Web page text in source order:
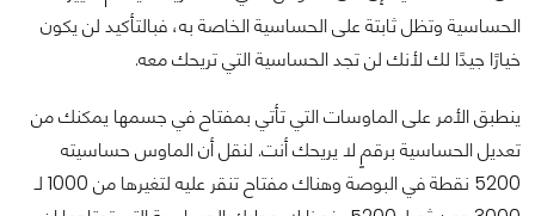
الحساسية وتظل ثابتة على الحساسية الخاصة به، فبالتأكيد لن يكون
خيارًا جيدًا لك لأنك لن تجد الحساسية التي تريحك معه.
ينطبق الأمر على الماوسات التي تأتي بمفتاح في جسمها يمكنك من
تعديل الحساسية برقمٍ لا يريحك أنت. لنقل أن الماوس حساسيته
5200 نقطة في البوصة وهناك مفتاح تنقر عليه لتغيرها من 1000 لـ